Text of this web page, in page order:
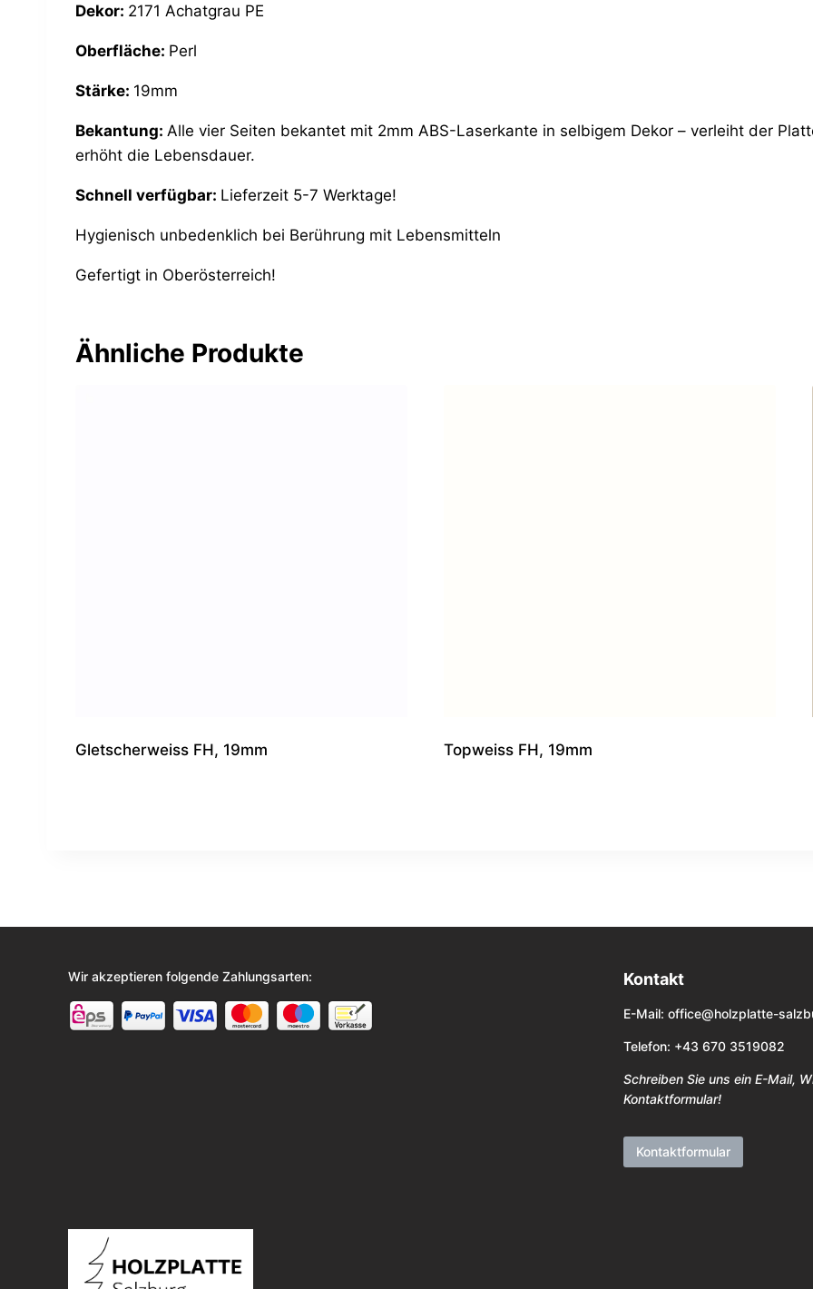
Dekor: 2171 Achatgrau PE
Oberfläche: Perl
Stärke: 19mm
Bekantung: Alle vier Seiten bekantet mit 2mm ABS-Laserkante in selbigem Dekor – verleiht der
erhöht die Lebensdauer.
Schnell verfügbar: Lieferzeit 5-7 Werktage!
Hygienisch unbedenklich bei Berührung mit Lebensmitteln
Gefertigt in Oberösterreich!
Ähnliche Produkte
Gletscherweiss FH, 19mm Topweiss FH, 19mm
Wir akzeptieren folgende Zahlungsarten: Kontakt
E-Mail: office@holzplatte-
Telefon: +43 670 3519082
Schreiben Sie uns ein E-Mail,
Kontaktformular!
Kontaktformular